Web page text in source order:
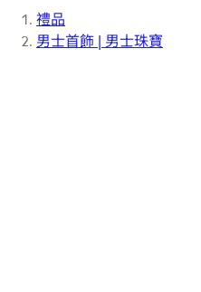
禮品
男士首飾 | 男士珠寶